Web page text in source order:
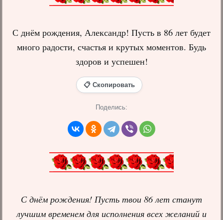
С днём рождения, Александр! Пусть в 86 лет будет
много радости, счастья и крутых моментов. Будь
здоров и успешен!
📋 Скопировать
Поделись:
С днём рождения! Пусть твои 86 лет станут
лучшим временем для исполнения всех желаний и